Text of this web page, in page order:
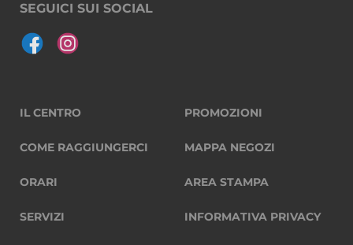
SEGUICI SUI SOCIAL
IL CENTRO
COME RAGGIUNGERCI
ORARI
SERVIZI
PROMOZIONI
MAPPA NEGOZI
AREA STAMPA
INFORMATIVA PRIVACY